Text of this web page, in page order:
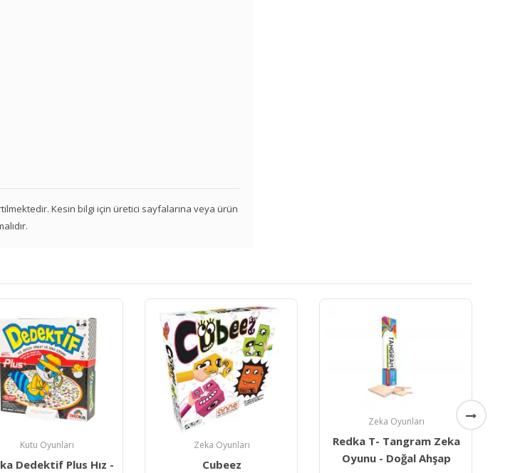
Kesin bilgi için üretici sayfalarına veya ürün
Zeka Oyunları
Cubeez
Zeka Oyunları
Redka T- Tangram Zeka
Oyunu - Doğal Ahşap
Kutu Oyunları
Redka Pratik Bardaklar